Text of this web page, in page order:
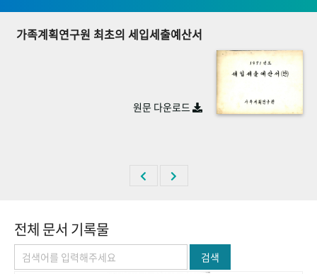
기록물 아카이브
사진 아카이브 문서 기록물 행정박물
숫자로 보는 50년 50+1주년 광장
가족계획연구원 최초의 세입세출예산서
원문 다운로드
전체 문서 기록물
검색